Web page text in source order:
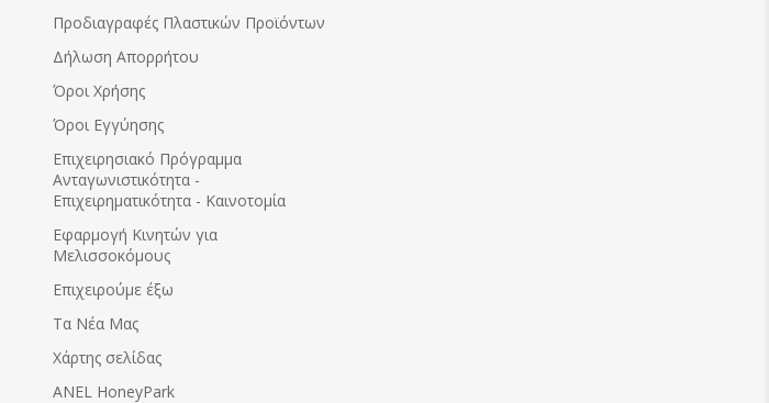
Προδιαγραφές Πλαστικών Προϊόντων
Δήλωση Απορρήτου
Όροι Χρήσης
Όροι Εγγύησης
Eπιχειρησιακό Πρόγραμμα
Ανταγωνιστικότητα -
Επιχειρηματικότητα - Καινοτομία
Εφαρμογή Κινητών για
Μελισσοκόμους
Επιχειρούμε έξω
Τα Νέα Μας
Χάρτης σελίδας
ANEL HoneyPark